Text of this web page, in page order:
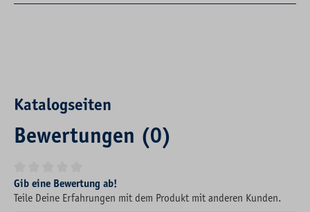
Katalogseiten
Bewertungen (0)
Durchschnittliche Bewertung von 0 von 5 Sternen
Gib eine Bewertung ab!
Teile Deine Erfahrungen mit dem Produkt mit anderen Kunden.